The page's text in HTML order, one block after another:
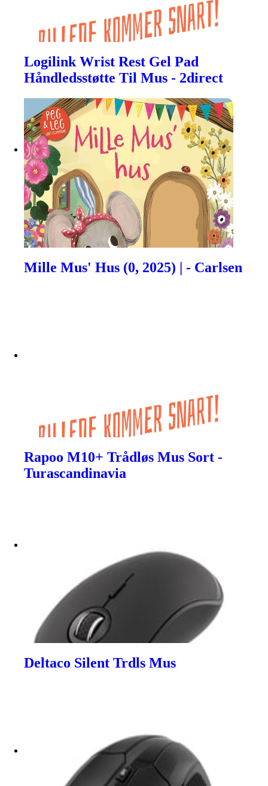
Logilink Wrist Rest Gel Pad
Håndledsstøtte Til Mus - 2direct
Mille Mus' Hus (0, 2025) | - Carlsen
Rapoo M10+ Trådløs Mus Sort -
Turascandinavia
Deltaco Silent Trdls Mus